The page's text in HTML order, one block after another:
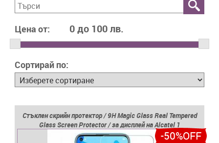
Цена от:
Сортирай по:
Стъклен скрийн протектор / 9H Magic Glass Real Tempered
Glass Screen Protector / за дисплей нa Alcatel 1
-50%OFF